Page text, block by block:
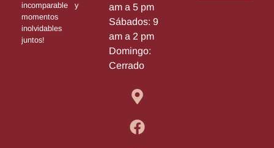
incomparable y
momentos
inolvidables
juntos!
am a 5 pm
Sábados: 9
am a 2 pm
Domingo:
Cerrado